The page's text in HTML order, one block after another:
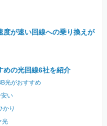
度が速い回線への乗り換えが
めの光回線6社を紹介
光がおすすめ
安い
かり
光